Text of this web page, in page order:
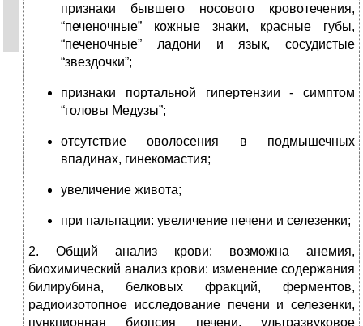
признаки бывшего носового кровотечения,
“печеночные” кожные знаки, красные губы,
“печеночные” ладони и язык, сосудистые
“звездочки”;
признаки портальной гипертензии ‑ симптом
“головы Медузы”;
отсутствие оволосения в подмышечных
впадинах, гинекомастия;
увеличение живота;
при пальпации: увеличение печени и селезенки;
2. Общий анализ крови: возможна анемия,
биохимический анализ крови: изменение содержания
билирубина, белковых фракций, ферментов,
радиоизотопное исследование печени и селезенки,
пункционная биопсия печени, ультразвуковое